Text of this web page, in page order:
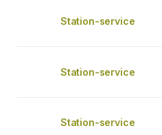
Station-service
Station-service
Station-service